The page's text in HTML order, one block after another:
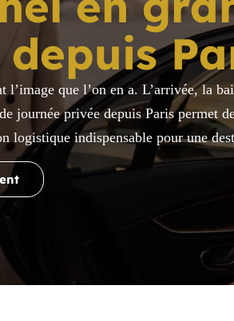
que l’on en a. L’arrivée, la
journée privée depuis Paris permet
logistique indispensable pour une